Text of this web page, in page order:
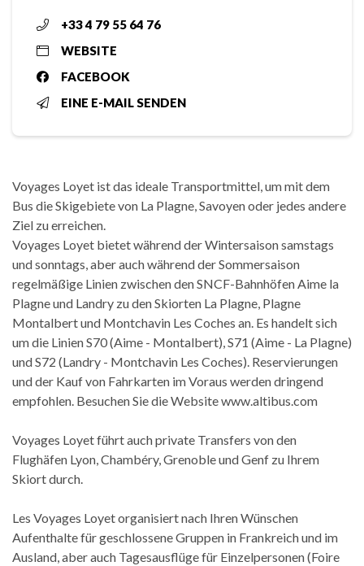
+33 4 79 55 64 76
WEBSITE
FACEBOOK
EINE E-MAIL SENDEN
Voyages Loyet ist das ideale Transportmittel, um mit dem
Bus die Skigebiete von La Plagne, Savoyen oder jedes andere
Ziel zu erreichen.
Voyages Loyet bietet während der Wintersaison samstags
und sonntags, aber auch während der Sommersaison
regelmäßige Linien zwischen den SNCF-Bahnhöfen Aime la
Plagne und Landry zu den Skiorten La Plagne, Plagne
Montalbert und Montchavin Les Coches an. Es handelt sich
um die Linien S70 (Aime - Montalbert), S71 (Aime - La Plagne)
und S72 (Landry - Montchavin Les Coches). Reservierungen
und der Kauf von Fahrkarten im Voraus werden dringend
empfohlen. Besuchen Sie die Website www.altibus.com
Voyages Loyet führt auch private Transfers von den
Flughäfen Lyon, Chambéry, Grenoble und Genf zu Ihrem
Skiort durch.
Les Voyages Loyet organisiert nach Ihren Wünschen
Aufenthalte für geschlossene Gruppen in Frankreich und im
Ausland, aber auch Tagesausflüge für Einzelpersonen (Foire